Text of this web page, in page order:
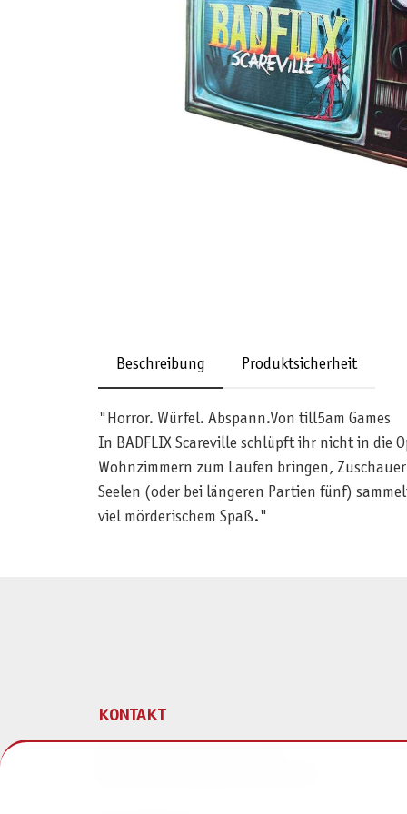
Beschreibung Produktsicherheit
"Horror. Würfel. Abspann.Von till5am Games
In BADFLIX Scareville schlüpft ihr nicht in die
Wohnzimmern zum Laufen bringen,
Seelen (oder bei längeren Partien fünf)
viel mörderischem Spaß."
KONTAKT